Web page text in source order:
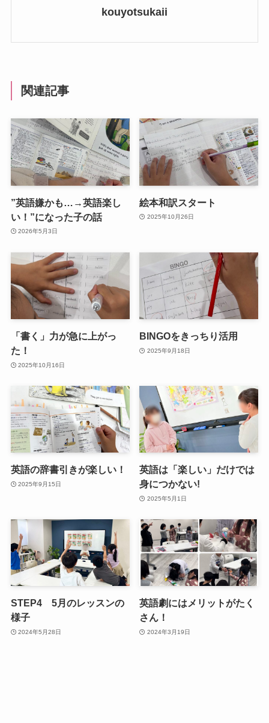
kouyotsukaii
関連記事
”英語嫌かも…→英語楽し
い！”になった子の話
2026年5月3日
絵本和訳スタート
2025年10月26日
「書く」力が急に上がっ
た！
2025年10月16日
BINGOをきっちり活用
2025年9月18日
英語の辞書引きが楽しい！
2025年9月15日
英語は「楽しい」だけでは
身につかない!
2025年5月1日
STEP4 5月のレッスンの
様子
2024年5月28日
英語劇にはメリットがたく
さん！
2024年3月19日